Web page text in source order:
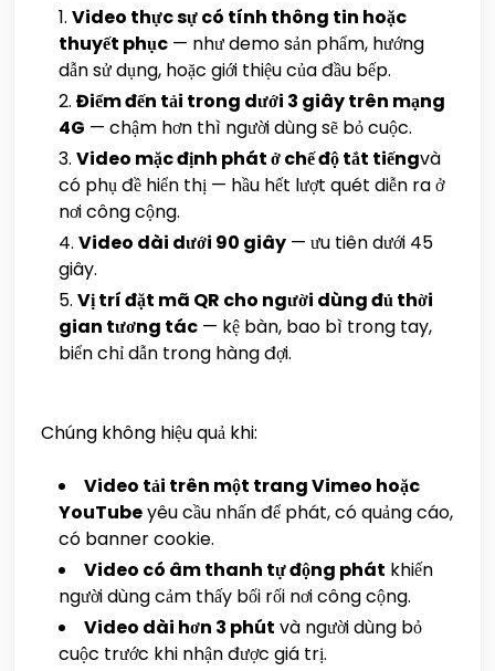
Video thực sự có tính thông tin hoặc
thuyết phục — như demo sản phẩm, hướng
dẫn sử dụng, hoặc giới thiệu của đầu bếp.
Điểm đến tải trong dưới 3 giây trên mạng
4G — chậm hơn thì người dùng sẽ bỏ cuộc.
Video mặc định phát ở chế độ tắt tiếngvà
có phụ đề hiển thị — hầu hết lượt quét diễn ra ở
nơi công cộng.
Video dài dưới 90 giây — ưu tiên dưới 45
giây.
Vị trí đặt mã QR cho người dùng đủ thời
gian tương tác — kệ bàn, bao bì trong tay,
biển chỉ dẫn trong hàng đợi.
Chúng không hiệu quả khi:
Video tải trên một trang Vimeo hoặc
YouTubeyêu cầu nhấn để phát, có quảng cáo,
có banner cookie.
Video có âm thanh tự động phát khiến
người dùng cảm thấy bối rối nơi công cộng.
Video dài hơn 3 phút và người dùng bỏ
cuộc trước khi nhận được giá trị.